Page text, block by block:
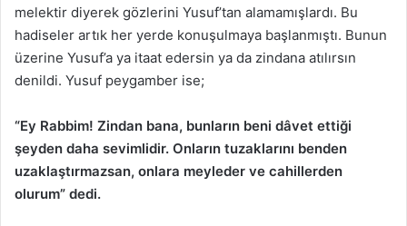
melektir diyerek gözlerini Yusuf’tan alamamışlardı. Bu
hadiseler artık her yerde konuşulmaya başlanmıştı. Bunun
üzerine Yusuf’a ya itaat edersin ya da zindana atılırsın
denildi. Yusuf peygamber ise;
“Ey Rabbim! Zindan bana, bunların beni dâvet ettiği
şeyden daha sevimlidir. Onların tuzaklarını benden
uzaklaştırmazsan, onlara meyleder ve cahillerden
olurum” dedi.